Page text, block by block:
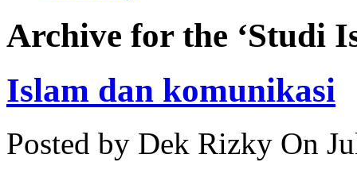
Archive for the ‘Studi
Islam dan komunikasi
Posted by Dek Rizky On